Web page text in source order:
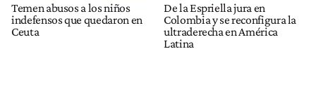
Temen abusos a los niños
indefensos que quedaron en
Ceuta
De la Espriella jura en
Colombia y se reconfigura la
ultraderecha en América
Latina